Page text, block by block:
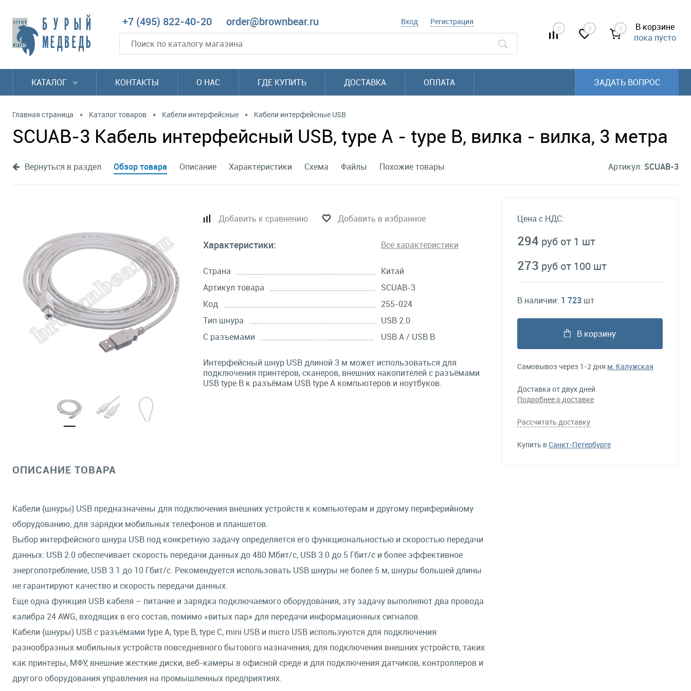
+7 (495) 822-40-20 order@brownbear.ru Вход Регистрация
0 0 0
В корзине
пока пусто
КАТАЛОГ КОНТАКТЫ О НАС ГДЕ КУПИТЬ ДОСТАВКА ОПЛАТА ЗАДАТЬ ВОПРОС
Главная страница • Каталог товаров • Кабели интерфейсные • Кабели интерфейсные USB
SCUAB-3 Кабель интерфейсный USB, type А - type В, вилка - вилка, 3 метра
Вернуться в раздел Обзор товара Описание Характеристики Схема Файлы Похожие товары Артикул: SCUAB-3
Добавить к сравнению Добавить в избранное
Характеристики: Все характеристики
Страна
Китай
Артикул товара
SCUAB-3
Код
255-024
Тип шнура
USB 2.0
С разъемами
USB A / USB B
Интерфейсный шнур USB длиной 3 м может использоваться для
подключения принтеров, сканеров, внешних накопителей с разъёмами
USB type B к разъёмам USB type A компьютеров и ноутбуков.
ОПИСАНИЕ ТОВАРА
Кабели (шнуры) USB предназначены для подключения внешних устройств к компьютерам и другому периферийному
оборудованию, для зарядки мобильных телефонов и планшетов.
Выбор интерфейсного шнура USB под конкретную задачу определяется его функциональностью и скоростью передачи
данных: USB 2.0 обеспечивает скорость передачи данных до 480 Мбит/с, USB 3.0 до 5 Гбит/с и более эффективное
энергопотребление, USB 3.1 до 10 Гбит/с. Рекомендуется использовать USB шнуры не более 5 м, шнуры большей длины
не гарантируют качество и скорость передачи данных.
Еще одна функция USB кабеля – питание и зарядка подключаемого оборудования, эту задачу выполняют два провода
калибра 24 AWG, входящих в его состав, помимо «витых пар» для передачи информационных сигналов.
Кабели (шнуры) USB с разъёмами type A, type B, type C, mini USB и micro USB используются для подключения
разнообразных мобильных устройств повседневного бытового назначения, для подключения внешних устройств, таких
как принтеры, МФУ, внешние жесткие диски, веб-камеры в офисной среде и для подключения датчиков, контроллеров и
другого оборудования управления на промышленных предприятиях.
Цена с НДС:
294 руб от 1 шт
273 руб от 100 шт
В наличии: 1 723 шт
В корзину
Самовывоз через 1-2 дня м. Калужская
Доставка от двух дней
Подробнее о доставке
Рассчитать доставку
Купить вСанкт-Петербурге